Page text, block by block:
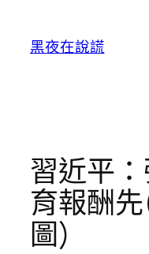
黑夜在說謊
習近平
育報酬
圖)